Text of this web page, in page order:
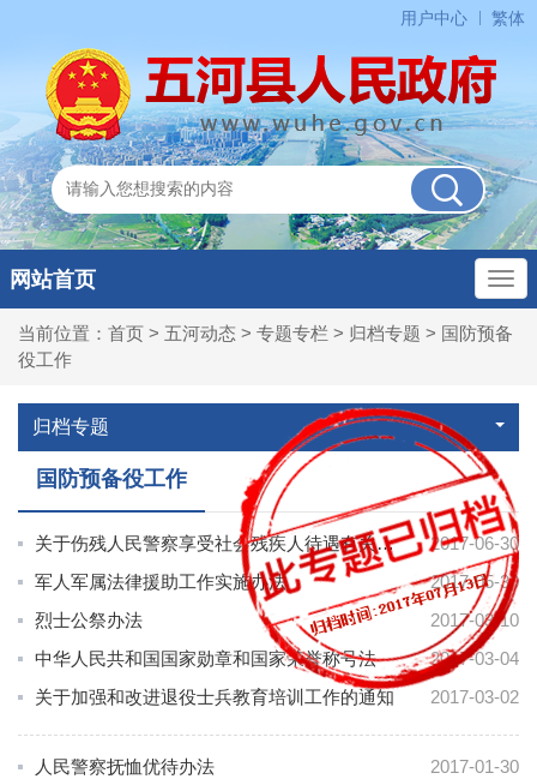
用户中心 繁体
网站首页
当前位置： 首页 > 五河动态 > 专题专栏 > 归档专题 > 国防预备
役工作
归档专题
国防预备役工作
2017-06-30
关于伤残人民警察享受社会残疾人待遇有关问题的通知
2017-05-30
军人军属法律援助工作实施办法
2017-03-10
烈士公祭办法
2017-03-04
中华人民共和国国家勋章和国家荣誉称号法
2017-03-02
关于加强和改进退役士兵教育培训工作的通知
2017-01-30
人民警察抚恤优待办法